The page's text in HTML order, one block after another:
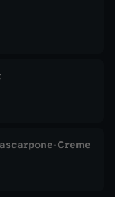
Creme